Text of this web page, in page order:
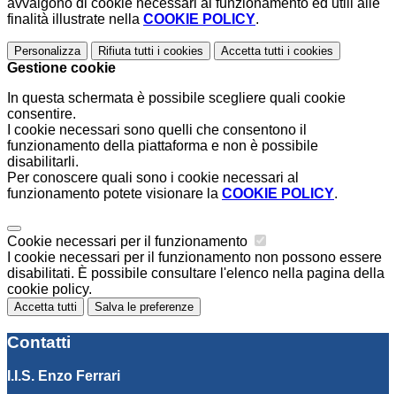
avvalgono di cookie necessari al funzionamento ed utili alle
finalità illustrate nella COOKIE POLICY.
Personalizza Rifiuta tutti i cookies Accetta tutti i cookies
Gestione cookie
In questa schermata è possibile scegliere quali cookie
consentire.
I cookie necessari sono quelli che consentono il
funzionamento della piattaforma e non è possibile
disabilitarli.
Per conoscere quali sono i cookie necessari al
funzionamento potete visionare la COOKIE POLICY.
Cookie necessari per il funzionamento
I cookie necessari per il funzionamento non possono essere
disabilitati. È possibile consultare l'elenco nella pagina della
cookie policy.
Accetta tutti Salva le preferenze
Contatti
I.I.S. Enzo Ferrari